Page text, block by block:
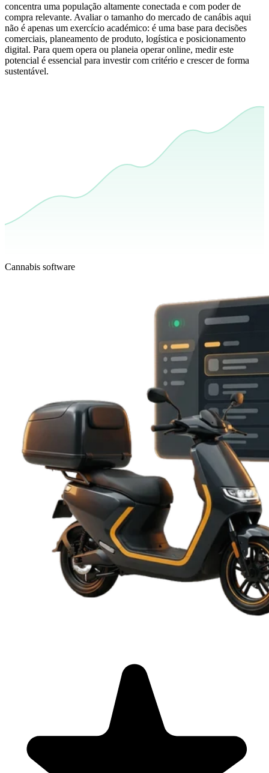
concentra uma população altamente conectada e com poder de
compra relevante. Avaliar o tamanho do mercado de canábis aqui
não é apenas um exercício académico: é uma base para decisões
comerciais, planeamento de produto, logística e posicionamento
digital. Para quem opera ou planeia operar online, medir este
potencial é essencial para investir com critério e crescer de forma
sustentável.
Cannabis software